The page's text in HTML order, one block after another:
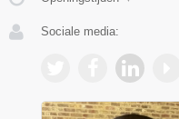
Sociale media: